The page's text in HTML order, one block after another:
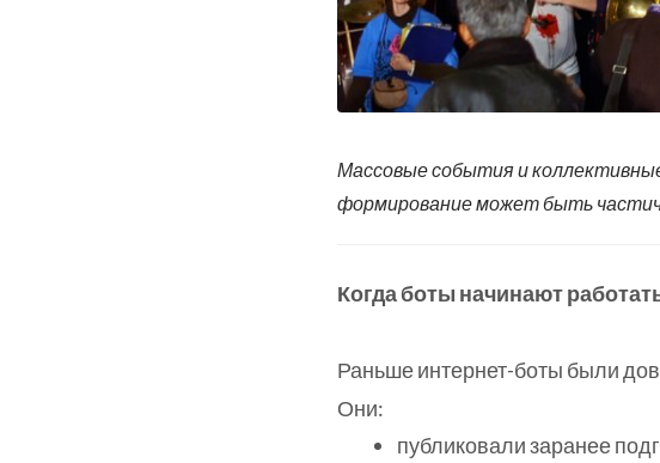
Массовые события и
формирование может быть
Когда боты начинают
Раньше интернет-боты были
Они:
публиковали заранее